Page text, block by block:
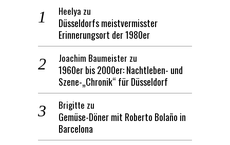
Heelya zu
Düsseldorfs meistvermisster
Erinnerungsort der 1980er
Joachim Baumeister zu
1960er bis 2000er: Nachtleben- und
Szene-„Chronik“ für Düsseldorf
Brigitte zu
Gemüse-Döner mit Roberto Bolaño in
Barcelona